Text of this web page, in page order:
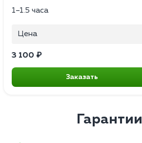
1–1.5 часа
Цена
3 100 ₽
Заказать
Гарантии